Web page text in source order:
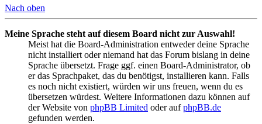
Nach oben
Meine Sprache steht auf diesem Board nicht zur Auswahl!
Meist hat die Board-Administration entweder deine Sprache
nicht installiert oder niemand hat das Forum bislang in deine
Sprache übersetzt. Frage ggf. einen Board-Administrator, ob
er das Sprachpaket, das du benötigst, installieren kann. Falls
es noch nicht existiert, würden wir uns freuen, wenn du es
übersetzen würdest. Weitere Informationen dazu können auf
der Website von phpBB Limited oder aufphpBB.de
gefunden werden.